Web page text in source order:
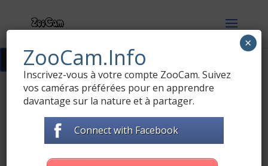
Přidat do ZOO programu 18
ZooCam.Info
Inscrivez-vous à votre compte ZooCam. Suivez
vos caméras préférées pour en apprendre
davantage sur la nature et à partager.
Connect with Facebook
×